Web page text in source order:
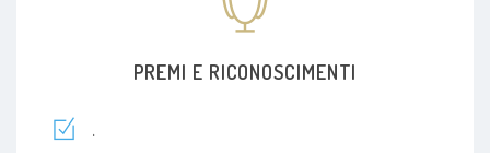
PREMI E RICONOSCIMENTI
.